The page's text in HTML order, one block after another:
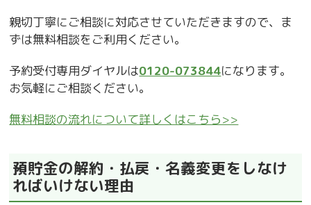
親切丁寧にご相談に対応させていただきますので、ま
ずは無料相談をご利用ください。
予約受付専用ダイヤルは0120-073844になります。
お気軽にご相談ください。
無料相談の流れについて詳しくはこちら>>
預貯金の解約・払戻・名義変更をしなけ
ればいけない理由